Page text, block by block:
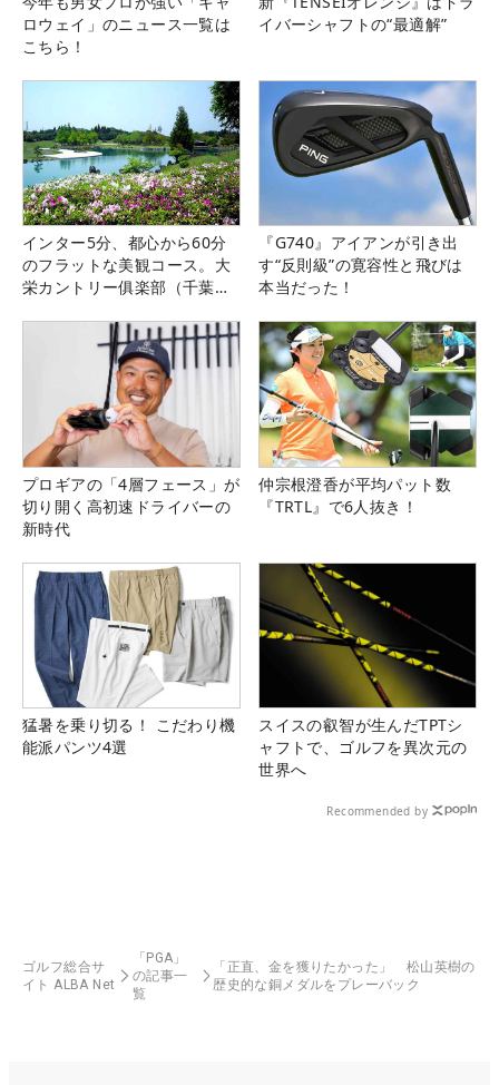
ロウェイ」のニュース一覧は
こちら！
イバーシャフトの“最適解”
インター5分、都心から60分
のフラットな美観コース。大
栄カントリー俱楽部（千葉
『G740』アイアンが引き出
す“反則級”の寛容性と飛びは
本当だった！
プロギアの「4層フェース」が
切り開く高初速ドライバーの
新時代
仲宗根澄香が平均パット数
『TRTL』で6人抜き！
猛暑を乗り切る！ こだわり機
能派パンツ4選
スイスの叡智が生んだTPTシ
ャフトで、ゴルフを異次元の
世界へ
Recommended by
ゴルフ総合サ
イト ALBA Net
「PGA」
の記事一
覧
「正直、金を獲りたかった」 松山英樹の
歴史的な銅メダルをプレーバック